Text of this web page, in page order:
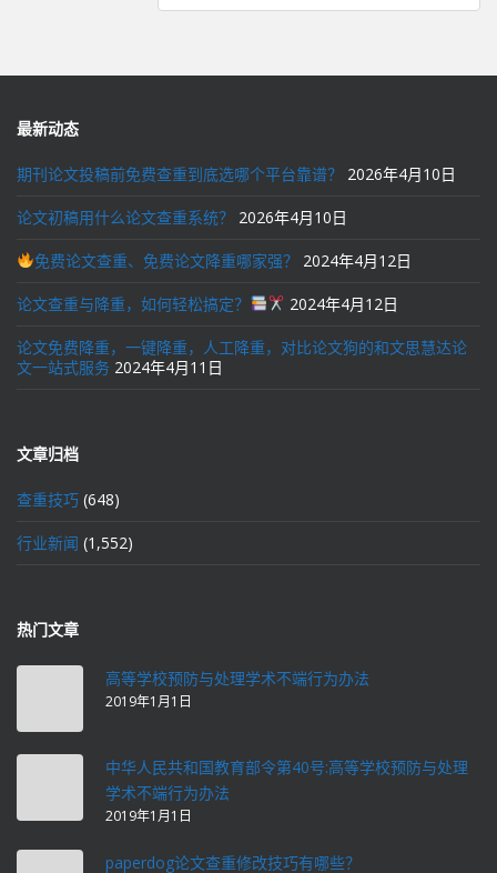
最新动态
期刊论文投稿前免费查重到底选哪个平台靠谱？ 2026年4月10日
论文初稿用什么论文查重系统？ 2026年4月10日
免费论文查重、免费论文降重哪家强？ 2024年4月12日
论文查重与降重，如何轻松搞定？ 2024年4月12日
论文免费降重，一键降重，人工降重，对比论文狗的和文思慧达论
文一站式服务 2024年4月11日
文章归档
查重技巧 (648)
行业新闻 (1,552)
热门文章
高等学校预防与处理学术不端行为办法
2019年1月1日
中华人民共和国教育部令第40号:高等学校预防与处理
学术不端行为办法
2019年1月1日
paperdog论文查重修改技巧有哪些？